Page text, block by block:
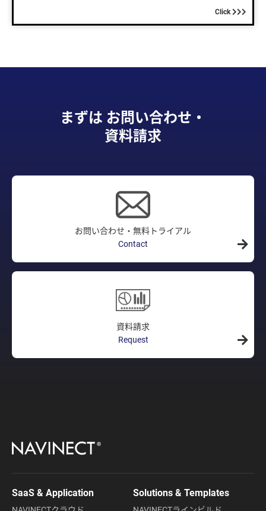
Click
まずは お問い合わせ・
資料請求
お問い合わせ・無料トライアル
Contact
資料請求
Request
SaaS & Application Solutions & Templates